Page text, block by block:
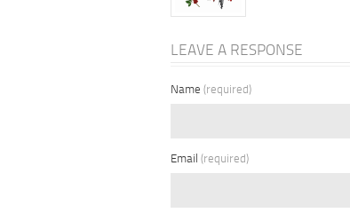
LEAVE A RESPONSE
Name (required)
Email (required)